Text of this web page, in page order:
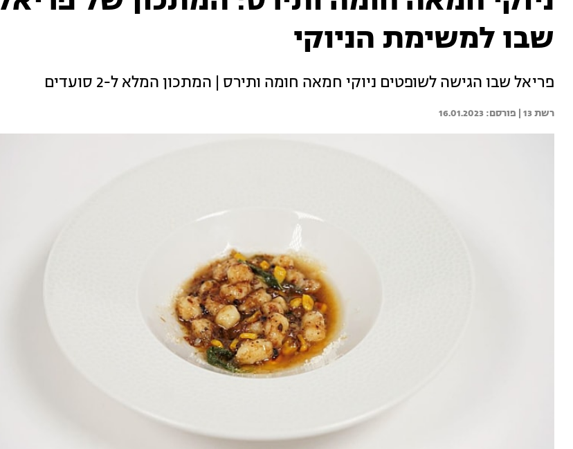
שבו למשימת הניוקי
פריאל שבו הגישה לשופטים ניוקי חמאה חומה ותירס | המתכון המלא ל-2 סועדים
רשת 13 | 16.01.2023